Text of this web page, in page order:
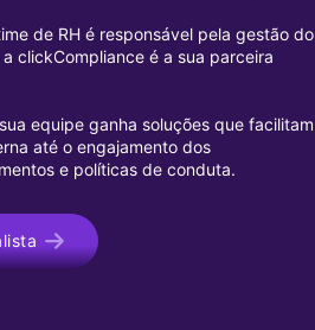
de RH é responsável pela gestão do
clickCompliance é a sua parceira
equipe ganha soluções que facilitam
até o engajamento dos
e políticas de conduta.